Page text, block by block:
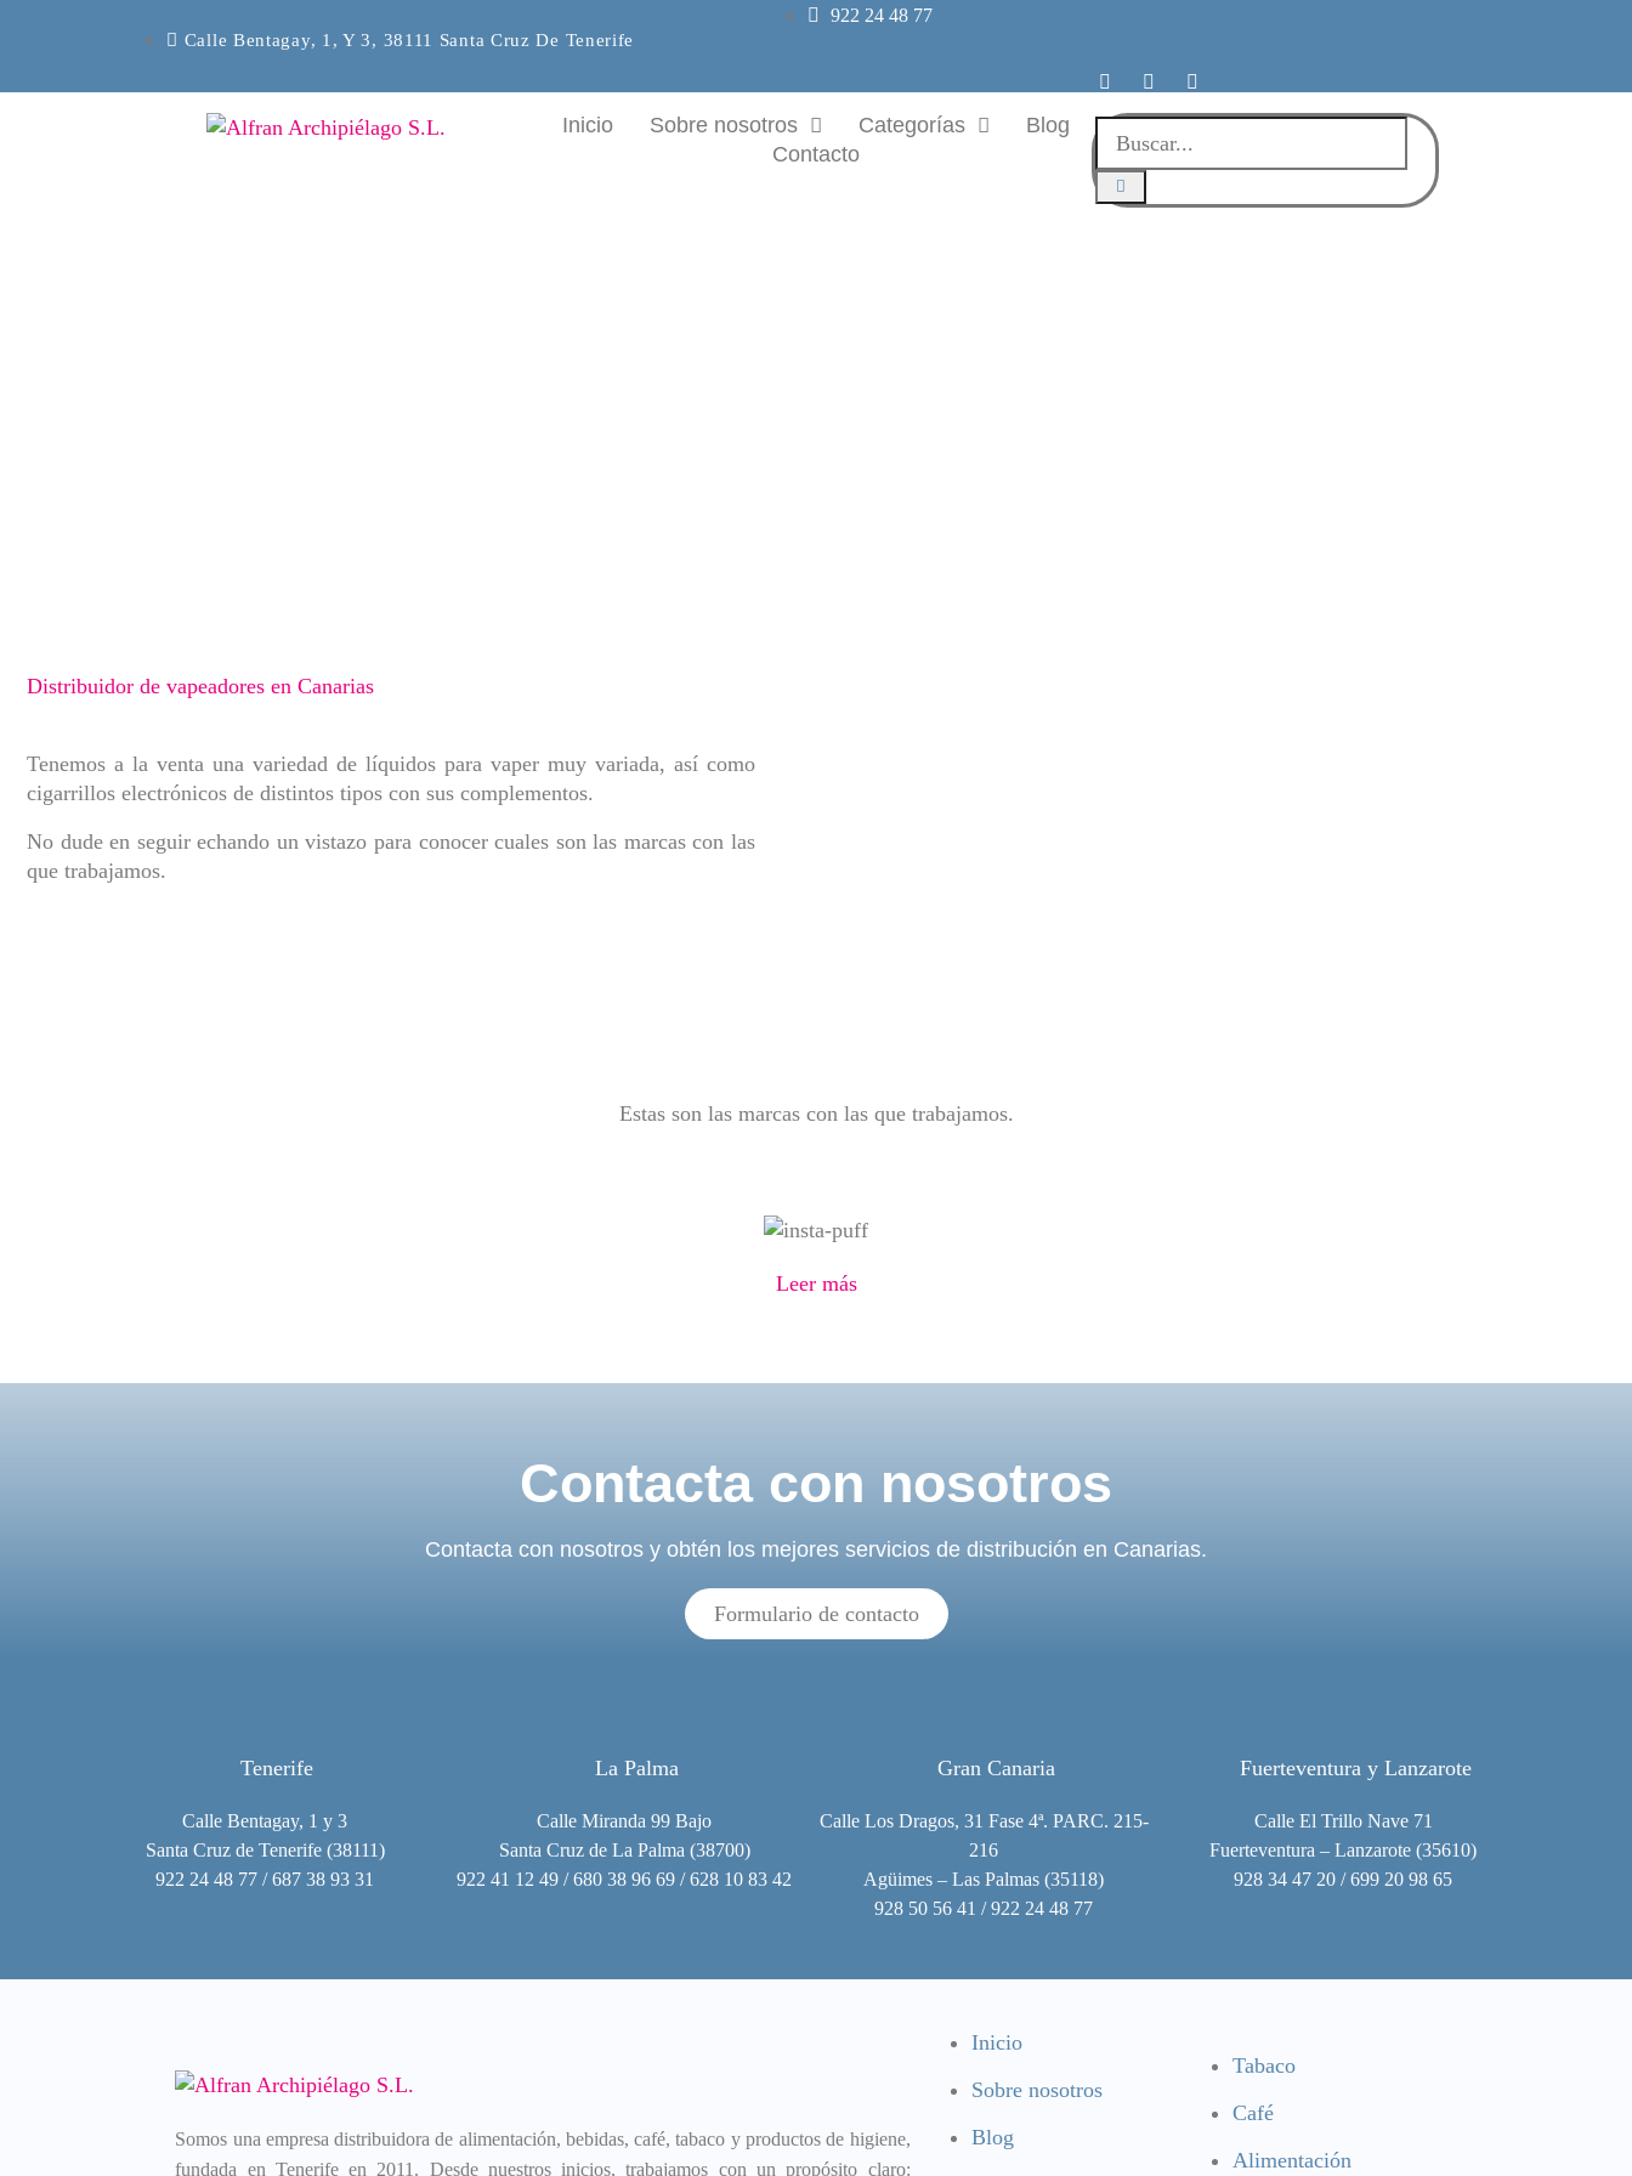
Calle Bentagay, 1, Y 3, 38111 Santa Cruz De Tenerife
922 24 48 77
Inicio Sobre nosotros Categorías
Blog
Contacto
Distribuidor de vapeadores en Canarias
Tenemos a la venta una variedad de líquidos para vaper muy variada, así como
cigarrillos electrónicos de distintos tipos con sus complementos.
No dude en seguir echando un vistazo para conocer cuales son las marcas con las
que trabajamos.
Estas son las marcas con las que trabajamos.
Leer más
Contacta con nosotros
Contacta con nosotros y obtén los mejores servicios de distribución en Canarias.
Formulario de contacto
Tenerife
Calle Bentagay, 1 y 3
Santa Cruz de Tenerife (38111)
922 24 48 77 / 687 38 93 31
La Palma
Calle Miranda 99 Bajo
Santa Cruz de La Palma (38700)
922 41 12 49 / 680 38 96 69 / 628 10 83 42
Gran Canaria
Calle Los Dragos, 31 Fase 4ª. PARC. 215-
216
Agüimes – Las Palmas (35118)
928 50 56 41 / 922 24 48 77
Fuerteventura y Lanzarote
Calle El Trillo Nave 71
Fuerteventura – Lanzarote (35610)
928 34 47 20 / 699 20 98 65
Somos una empresa distribuidora de alimentación, bebidas, café, tabaco y productos de higiene,
fundada en Tenerife en 2011. Desde nuestros inicios, trabajamos con un propósito claro:
Inicio
Sobre nosotros
Blog
Tabaco
Café
Alimentación